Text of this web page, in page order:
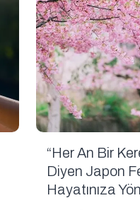
“Her An Bir
Diyen Japon
Hayatınıza